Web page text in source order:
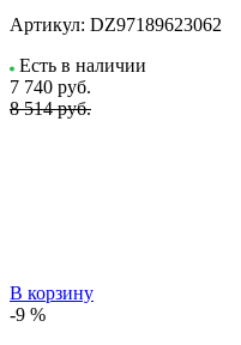
Артикул: DZ97189623062
Есть в наличии
7 740 руб.
8 514 руб.
В корзину
-9 %